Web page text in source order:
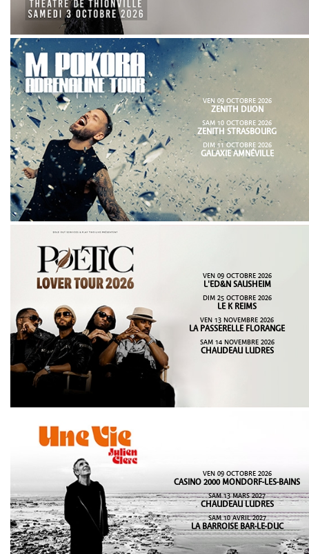
VEN 09 OCTOBRE 2026
ZENITH DIJON
SAM 10 OCTOBRE 2026
ZENITH STRASBOURG
DIM 11 OCTOBRE 2026
GALAXIE AMNÉVILLE
VEN 09 OCTOBRE 2026
L'ED&N SAUSHEIM
DIM 25 OCTOBRE 2026
LE K REIMS
VEN 13 NOVEMBRE 2026
LA PASSERELLE FLORANGE
SAM 14 NOVEMBRE 2026
CHAUDEAU LUDRES
VEN 09 OCTOBRE 2026
CASINO 2000 MONDORF-LES-BAINS
SAM 13 MARS 2027
CHAUDEAU LUDRES
SAM 10 AVRIL 2027
LA BARROISE BAR-LE-DUC